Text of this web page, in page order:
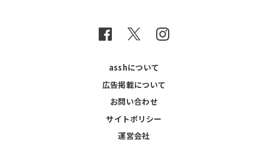
asshについて
広告掲載について
お問い合わせ
サイトポリシー
運営会社